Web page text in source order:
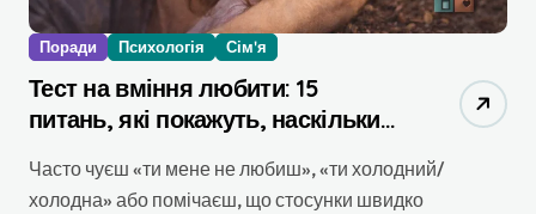
Поради Психологія Сім'я
Тест на вміння любити: 15
питань, які покажуть, наскільки
стосунки
Часто чуєш «ти мене не любиш», «ти холодний/
холодна» або помічаєш, що стосунки швидко